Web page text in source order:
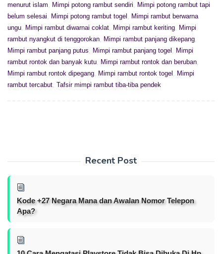
menurut islam
Mimpi potong rambut sendiri
Mimpi potong rambut tapi
belum selesai
Mimpi potong rambut togel
Mimpi rambut berwarna
ungu
Mimpi rambut diwarnai coklat Mimpi rambut keriting
Mimpi
rambut nyangkut di tenggorokan
Mimpi rambut panjang dikepang
Mimpi rambut panjang putus
Mimpi rambut panjang togel
Mimpi
rambut rontok dan banyak kutu
Mimpi rambut rontok dan beruban
Mimpi rambut rontok dipegang
Mimpi rambut rontok togel
Mimpi
rambut tercabut Tafsir mimpi rambut tiba-tiba pendek
Recent Post
Kode +27 Negara Mana dan Awalan Nomor Telepon
Apa?